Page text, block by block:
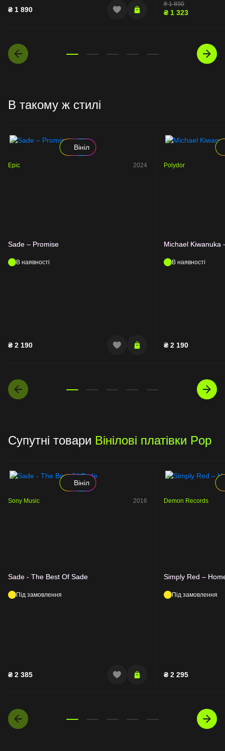
₴ 1 890
₴1 890
₴ 1 323
В такому ж стилі
Вініл
Epic 2024
Sade – Promise
В наявності
₴ 2 190
Polydor
Michael Kiwanuka
В наявності
₴ 2 190
Супутні товари Вінілові платівки Pop
Вініл
Sony Music 2016
Sade - The Best Of Sade
Під замовлення
₴ 2 385
Demon Records
Simply Red –
Під замовлення
₴ 2 295